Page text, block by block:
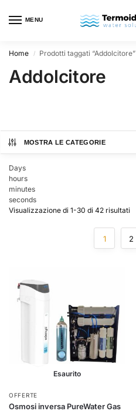
MENU
Home / Prodotti taggati “Addolcitore”
Addolcitore
MOSTRA LE CATEGORIE
Days
hours
minutes
seconds
Visualizzazione di 1-30 di 42 risultati
1 2
Esaurito
OFFERTE
Osmosi inversa PureWater Gas